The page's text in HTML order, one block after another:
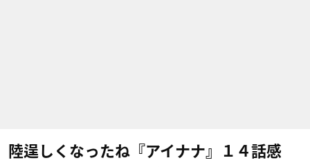
陸逞しくなったね『アイナナ』１４話感